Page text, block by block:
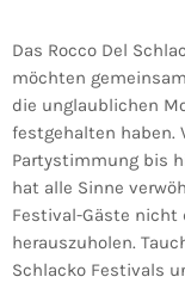
Das Rocco Del
möchten
die unglaublichen
festgehalten haben.
Partystimmung bis
hat alle Sinne
Festival-Gäste nicht
herauszuholen.
Schlacko Festivals